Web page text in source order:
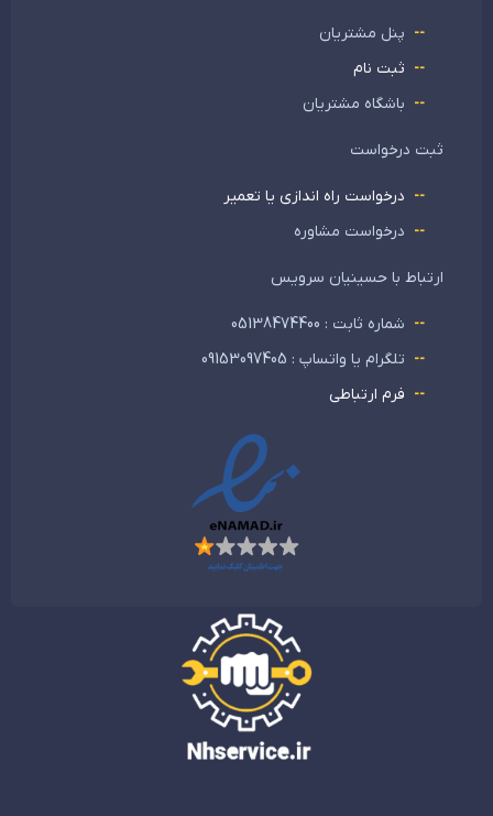
پنل مشتریان
ثبت نام
باشگاه مشتریان
ثبت درخواست
درخواست راه اندازی یا تعمیر
درخواست مشاوره
ارتباط با حسینیان سرویس
شماره ثابت : 05138474400
تلگرام یا واتساپ : 09153097405
فرم ارتباطی